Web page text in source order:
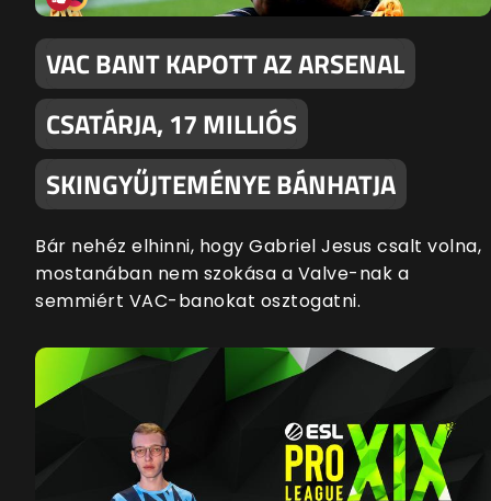
VAC BANT KAPOTT AZ ARSENAL
CSATÁRJA, 17 MILLIÓS
SKINGYŰJTEMÉNYE BÁNHATJA
Bár nehéz elhinni, hogy Gabriel Jesus csalt volna,
mostanában nem szokása a Valve-nak a
semmiért VAC-banokat osztogatni.